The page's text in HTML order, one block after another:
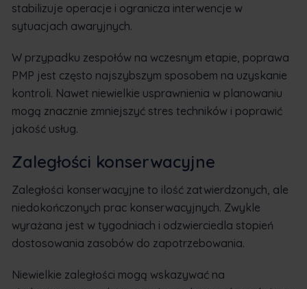
stabilizuje operacje i ogranicza interwencje w
sytuacjach awaryjnych.
W przypadku zespołów na wczesnym etapie, poprawa
PMP jest często najszybszym sposobem na uzyskanie
kontroli. Nawet niewielkie usprawnienia w planowaniu
mogą znacznie zmniejszyć stres techników i poprawić
jakość usług.
Zaległości konserwacyjne
Zaległości konserwacyjne to ilość zatwierdzonych, ale
niedokończonych prac konserwacyjnych. Zwykle
wyrażana jest w tygodniach i odzwierciedla stopień
dostosowania zasobów do zapotrzebowania.
Niewielkie zaległości mogą wskazywać na